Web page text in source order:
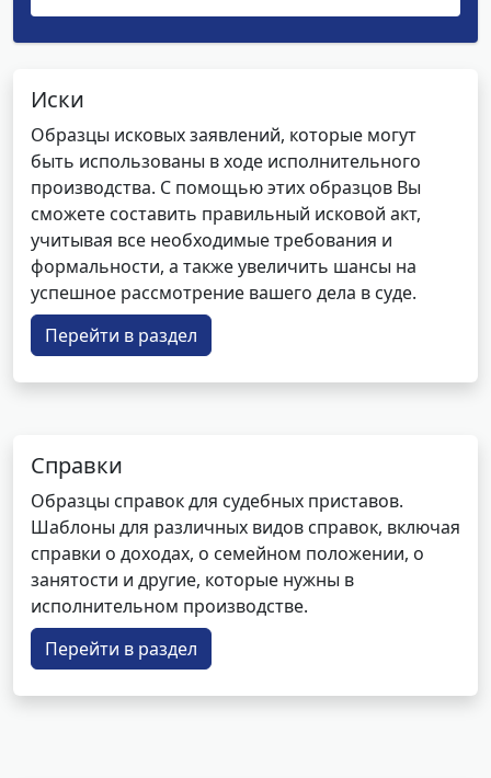
Иски
Образцы исковых заявлений, которые могут
быть использованы в ходе исполнительного
производства. С помощью этих образцов Вы
сможете составить правильный исковой акт,
учитывая все необходимые требования и
формальности, а также увеличить шансы на
успешное рассмотрение вашего дела в суде.
Перейти в раздел
Справки
Образцы справок для судебных приставов.
Шаблоны для различных видов справок, включая
справки о доходах, о семейном положении, о
занятости и другие, которые нужны в
исполнительном производстве.
Перейти в раздел